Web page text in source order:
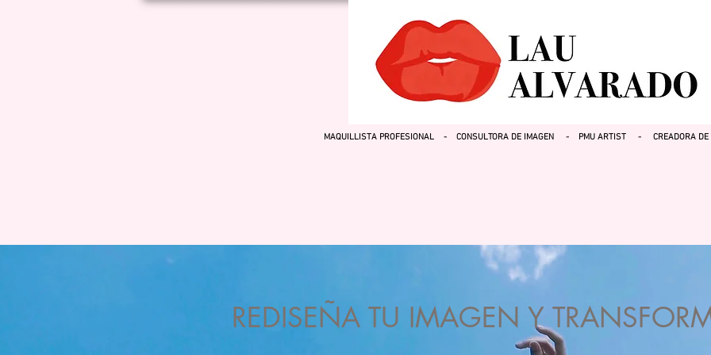
MAQUILLISTA PROFESIONAL - CONSULTORA DE IMAGEN - PMU ARTIST - CREADORA DE
REDISEÑA TU IMAGEN Y